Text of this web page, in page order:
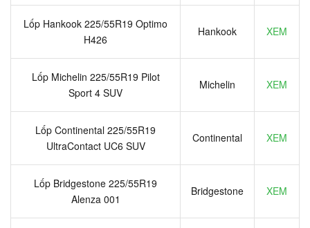
Lốp Hankook 225/55R19 Optimo
H426
Hankook XEM
Lốp Michelin 225/55R19 Pilot
Sport 4 SUV
Michelin XEM
Lốp Continental 225/55R19
UltraContact UC6 SUV
Continental XEM
Lốp Bridgestone 225/55R19
Alenza 001
Bridgestone XEM